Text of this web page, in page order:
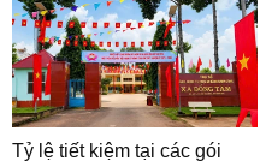
Tỷ lệ tiết kiệm tại các gói